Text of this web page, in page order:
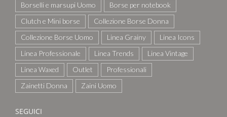
Borselli e marsupi Uomo
Borse per notebook
Clutch e Mini borse
Collezione Borse Donna
Collezione Borse Uomo
Linea Grainy
Linea Icons
Linea Professionale
Linea Trends
Linea Vintage
Linea Waxed
Outlet
Professionali
Zainetti Donna
Zaini Uomo
SEGUICI